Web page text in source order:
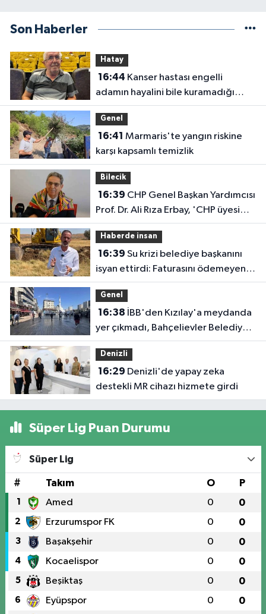
Son Haberler
Hatay
16:44
adamın hayalini bile kuramadığı
evine kavuşunca döktüğü gözyaşı
duygulandırdı
Genel
16:41
karşı kapsamlı temizlik
Bilecik
16:39
Prof. Dr. Ali Rıza Erbay, 'CHP üyesi
olmak inanç ister, emek ister, yürek
ister'
Haberde insan
16:39
isyan ettirdi: Faturasını ödemeyen
vatandaşlara böyle seslendi
Genel
16:38
yer çıkmadı, Bahçelievler Belediyesi
yer tahsis etti
Denizli
16:29
destekli MR cihazı hizmete girdi
Süper Lig Puan Durumu
Süper Lig
# Takım O P
1 Amed 0 0
2 Erzurumspor FK 0 0
3 Başakşehir 0 0
4 Kocaelispor 0 0
5 Beşiktaş 0 0
6 Eyüpspor 0 0